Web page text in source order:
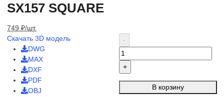
SX157 SQUARE
749 ₽/шт.
Скачать 3D модель
DWG
MAX
DXF
PDF
OBJ
В корзину